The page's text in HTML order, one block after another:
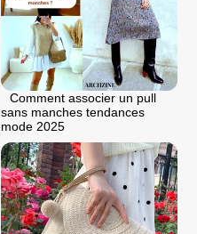
Comment associer un pull
sans manches tendances
mode 2025